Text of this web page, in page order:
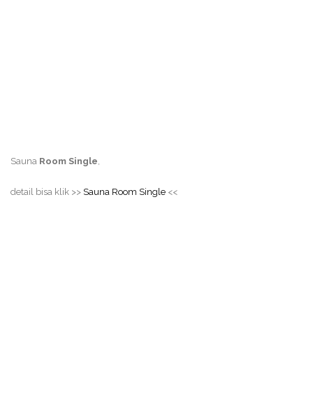
Sauna Room Single,
detail bisa klik >> Sauna Room Single <<